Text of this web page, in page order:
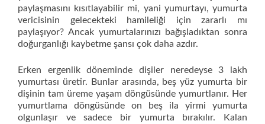
paylaşmasını kısıtlayabilir mi, yani yumurtayı, yumurta
vericisinin gelecekteki hamileliği için zararlı mı
paylaşıyor? Ancak yumurtalarınızı bağışladıktan sonra
doğurganlığı kaybetme şansı çok daha azdır.
Erken ergenlik döneminde dişiler neredeyse 3 lakh
yumurtası üretir. Bunlar arasında, beş yüz yumurta bir
dişinin tam üreme yaşam döngüsünde yumurtlanır. Her
yumurtlama döngüsünde on beş ila yirmi yumurta
olgunlaşır ve sadece bir yumurta bırakılır. Kalan